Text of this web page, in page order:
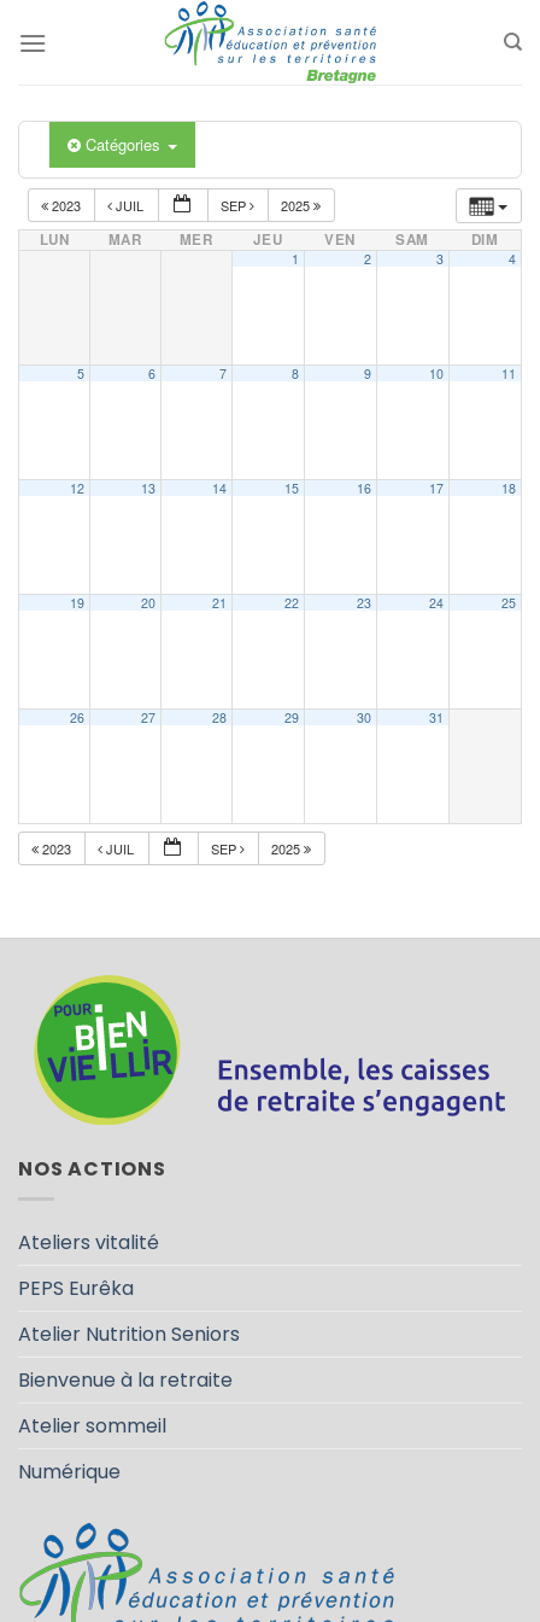
au
Catégories
2023 JUIL SEP 2025
LUN MAR MER JEU VEN SAM DIM
1 2 3 4
5 6 7 8 9 10 11
12 13 14 15 16 17 18
19 20 21 22 23 24 25
26 27 28 29 30 31
2023 JUIL SEP 2025
NOS ACTIONS
Ateliers vitalité
PEPS Eurêka
Atelier Nutrition Seniors
Bienvenue à la retraite
Atelier sommeil
Numérique